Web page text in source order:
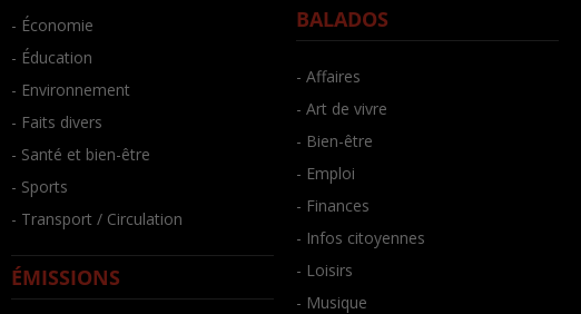
- Économie
- Éducation
- Environnement
- Faits divers
- Santé et bien-être
- Sports
- Transport / Circulation
ÉMISSIONS
BALADOS
- Affaires
- Art de vivre
- Bien-être
- Emploi
- Finances
- Infos citoyennes
- Loisirs
- Musique